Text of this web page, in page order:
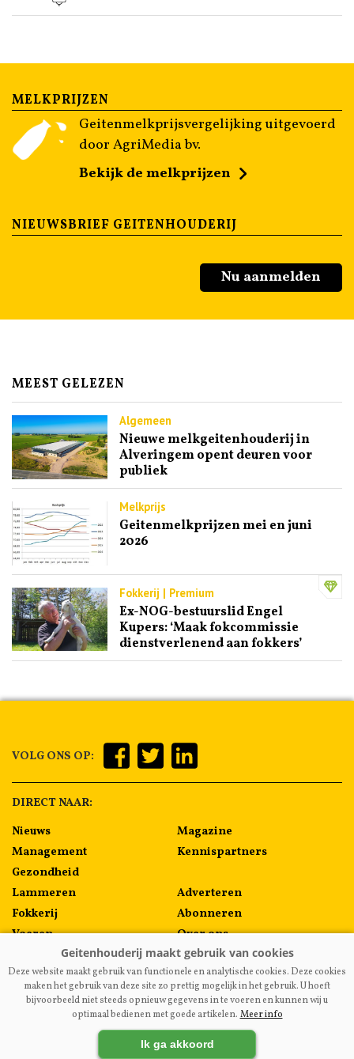
MELKPRIJZEN
Geitenmelkprijsvergelijking uitgevoerd
door AgriMedia bv.
Bekijk de melkprijzen
NIEUWSBRIEF GEITENHOUDERIJ
Nu aanmelden
MEEST GELEZEN
Algemeen
Nieuwe melkgeitenhouderij in
Alveringem opent deuren voor
publiek
Melkprijs
Geitenmelkprijzen mei en juni
2026
Fokkerij | Premium
Ex-NOG-bestuurslid Engel
Kupers: ‘Maak fokcommissie
dienstverlenend aan fokkers’
VOLG ONS OP:
DIRECT NAAR:
Nieuws
Management
Gezondheid
Lammeren
Fokkerij
Voeren
Algemeen
Melkprijzen
Magazine
Kennispartners
Adverteren
Abonneren
Over ons
Contact
VAKBLADGEITENHOUDERIJ.NL DISCLAIMER
AGRIMEDIA
Deze website maakt gebruik van functionele en analytische cookies. Deze cookies
maken het gebruik van deze site zo prettig mogelijk in het gebruik. U hoeft
bijvoorbeeld niet steeds opnieuw gegevens in te voeren en kunnen wij u
optimaal bedienen met goede artikelen. Meer info
Ik ga akkoord